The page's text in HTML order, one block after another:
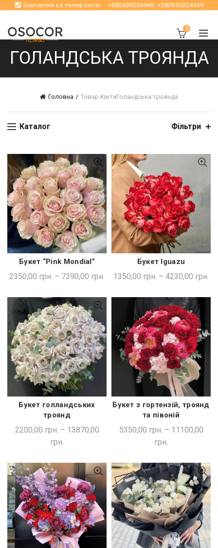
Замовляй за телефоном: +380689204949,+380959204949
0
ГОЛАНДСЬКА ТРОЯНДА
Головна Товар КвітиГоландська троянда
Каталог Фільтри
ШВИДКА ПОКУПКА
Букет “Pink Mondial”
2350,00 грн. – 7390,00 грн.
ШВИДКА ПОКУПКА
Букет Iguazu
1350,00 грн. – 4230,00 грн.
ШВИДКА ПОКУПКА
Букет голландських
троянд
2200,00 грн. – 13870,00
грн.
ШВИДКА ПОКУПКА
Букет з гортензій, троянд
та півоній
5350,00 грн. – 11100,00
грн.